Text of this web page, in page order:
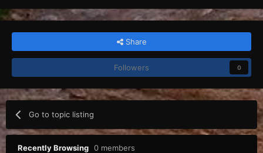
Share
Followers 0
Go to topic listing
Recently Browsing 0 members